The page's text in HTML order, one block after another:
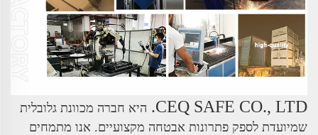
CEQ SAFE CO., LTD.
היא חברה מכוונת גלובלית
שמיועדת לספק פתרונות אבטחה מקצועיים. אנו מתמחים